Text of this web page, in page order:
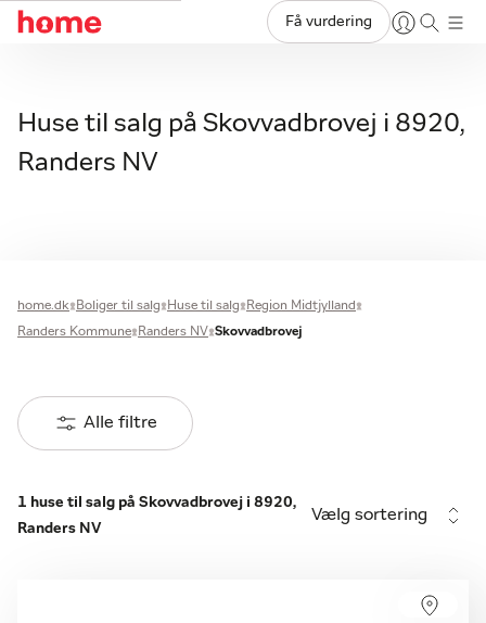
Få vurdering
Huse til salg på Skovvadbrovej i 8920,
Randers NV
home.dk Boliger til salg Huse til salg
Region Midtjylland
Randers Kommune
Randers NV Skovvadbrovej
Alle filtre
1 huse til salg på Skovvadbrovej i 8920,
Randers NV
Vælg sortering